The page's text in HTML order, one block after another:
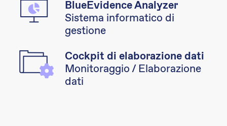
BlueEvidence Analyzer
Sistema informatico di
gestione
Cockpit di elaborazione dati
Monitoraggio / Elaborazione
dati